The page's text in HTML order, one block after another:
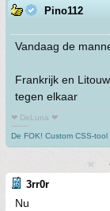
Pino112
Vandaag de
Frankrijk en
tegen elkaar
❤ DeLuna ❤
-------
De FOK! Custom CSS-tool
3rr0r
Nu